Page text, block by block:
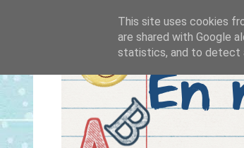
This site uses cookies
are shared with Google
statistics, and to detect